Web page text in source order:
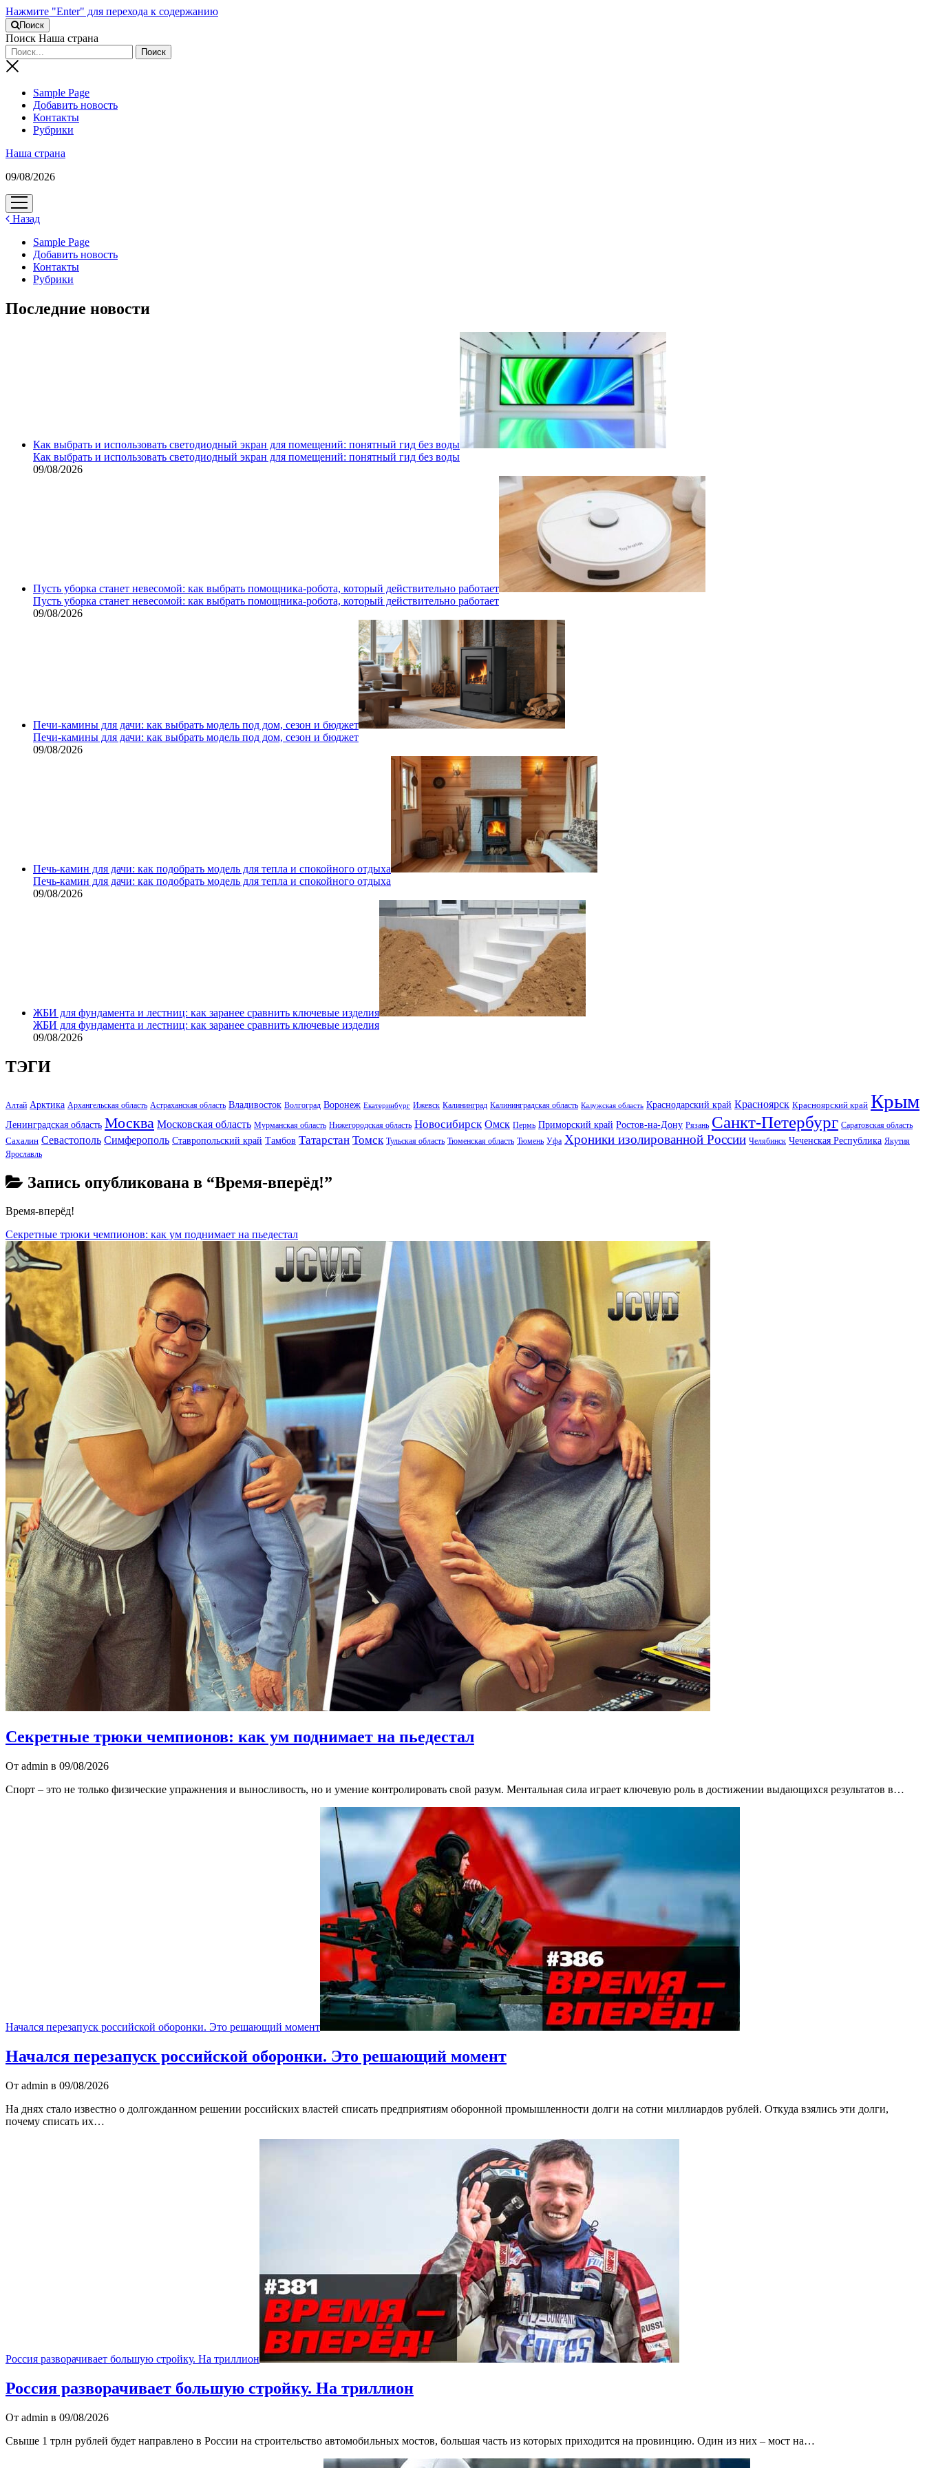
Нажмите "Enter" для перехода к содержанию
Поиск
Поиск Наша страна
Sample Page
Добавить новость
Контакты
Рубрики
Наша страна
09/08/2026
открыть
меню
Назад
Sample Page
Добавить новость
Контакты
Рубрики
Последние новости
Как выбрать и использовать светодиодный экран для помещений: понятный гид без воды
Как выбрать и использовать светодиодный экран для помещений: понятный гид без воды
09/08/2026
Пусть уборка станет невесомой: как выбрать помощника‑робота, который действительно работает
Пусть уборка станет невесомой: как выбрать помощника‑робота, который действительно работает
09/08/2026
Печи-камины для дачи: как выбрать модель под дом, сезон и бюджет
Печи-камины для дачи: как выбрать модель под дом, сезон и бюджет
09/08/2026
Печь-камин для дачи: как подобрать модель для тепла и спокойного отдыха
Печь-камин для дачи: как подобрать модель для тепла и спокойного отдыха
09/08/2026
ЖБИ для фундамента и лестниц: как заранее сравнить ключевые изделия
ЖБИ для фундамента и лестниц: как заранее сравнить ключевые изделия
09/08/2026
ТЭГИ
Алтай Арктика Архангельская область Астраханская область Владивосток Волгоград Воронеж Екатеринбург Ижевск Калининград Калининградская область Калужская область Краснодарский край Красноярск Красноярский край Крым
Ленинградская область Москва Московская область Мурманская область Нижегородская область Новосибирск Омск Пермь Приморский край Ростов-на-Дону Рязань Санкт-Петербург Саратовская область
Сахалин Севастополь Симферополь Ставропольский край Тамбов Татарстан Томск Тульская область Тюменская область Тюмень Уфа Хроники изолированной России Челябинск Чеченская Республика Якутия
Ярославль
Запись опубликована в “Время-вперёд!”
Время-вперёд!
Секретные трюки чемпионов: как ум поднимает на пьедестал
Секретные трюки чемпионов: как ум поднимает на пьедестал
От admin в 09/08/2026
Спорт – это не только физические упражнения и выносливость, но и умение контролировать свой разум. Ментальная сила играет ключевую роль в достижении выдающихся результатов в…
Начался перезапуск российской оборонки. Это решающий момент
Начался перезапуск российской оборонки. Это решающий момент
От admin в 09/08/2026
На днях стало известно о долгожданном решении российских властей списать предприятиям оборонной промышленности долги на сотни миллиардов рублей. Откуда взялись эти долги,
почему списать их…
Россия разворачивает большую стройку. На триллион
Россия разворачивает большую стройку. На триллион
От admin в 09/08/2026
Свыше 1 трлн рублей будет направлено в России на строительство автомобильных мостов, большая часть из которых приходится на провинцию. Один из них – мост на…